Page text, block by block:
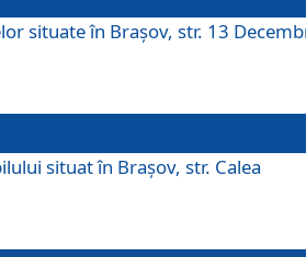
situate în Brașov, str. 13
situat în Brașov, str. Calea